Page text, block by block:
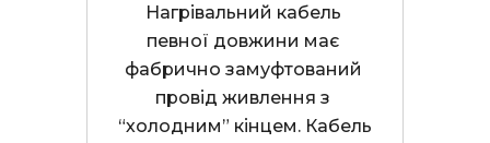
Нагрівальний кабель
певної довжини має
фабрично замуфтований
провід живлення з
“холодним” кінцем. Кабель